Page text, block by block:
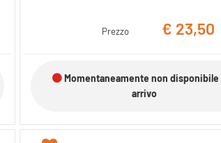
Prezzo € 23,50
Momentaneamente non disponibile
arrivo